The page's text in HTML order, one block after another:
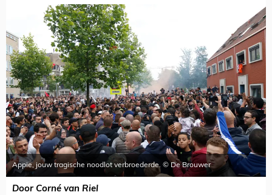
Appie, jouw tragische noodlot verbroederde. © De Brouwer
Door Corné van Riel